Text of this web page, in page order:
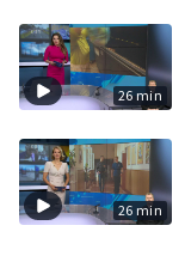
26 min
26 min